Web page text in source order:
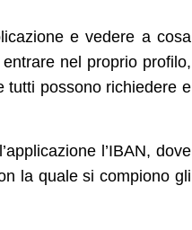
e vedere a cosa
nel proprio profilo,
tutti possono richiedere e
l’IBAN, dove
la quale si compiono gli